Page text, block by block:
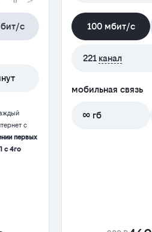
с
с
первых
с 4го
100 мбит/с
221 канал
мобильная связь
∞ гб